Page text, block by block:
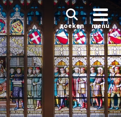
zoeken menu